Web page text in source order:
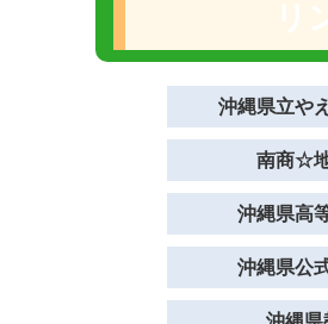
沖縄県立や
南商☆
沖縄県高
沖縄県公